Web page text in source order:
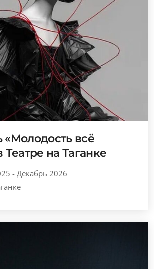
«Молодость всё
Театре на Таганке
- Декабрь 2026